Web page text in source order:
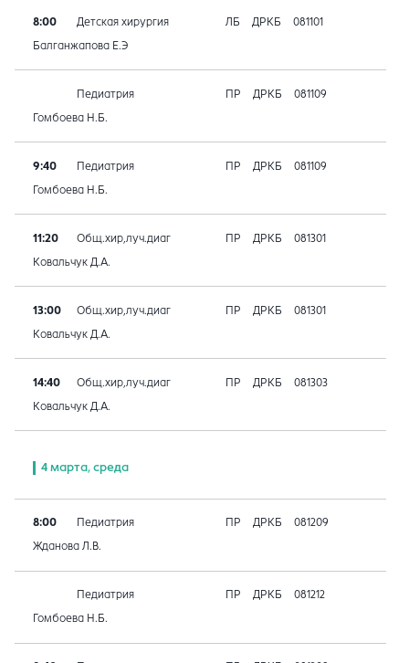
8:00 Детская хирургия ЛБ ДРКБ 081101
Балганжапова Е.Э
Педиатрия ПР ДРКБ 081109
Гомбоева Н.Б.
9:40 Педиатрия ПР ДРКБ 081109
Гомбоева Н.Б.
11:20 Общ.хир,луч.диаг ПР ДРКБ 081301
Ковальчук Д.А.
13:00 Общ.хир,луч.диаг ПР ДРКБ 081301
Ковальчук Д.А.
14:40 Общ.хир,луч.диаг ПР ДРКБ 081303
Ковальчук Д.А.
4 марта, среда
8:00 Педиатрия ПР ДРКБ 081209
Жданова Л.В.
Педиатрия ПР ДРКБ 081212
Гомбоева Н.Б.